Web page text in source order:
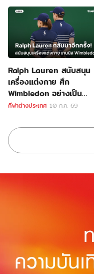
Ralph Lauren สนับสนุน
เครื่องแต่งกาย ศึก
Wimbledon อย่างเป็น
ทางการ
กีฬาต่างประเทศ 10 ก.ค. 69